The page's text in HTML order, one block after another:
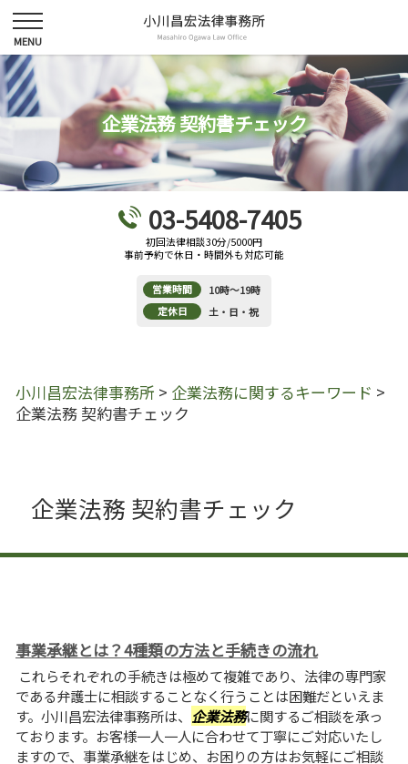
企業法務 契約書チェック
03-5408-7405
初回法律相談30分/5000円
事前予約で休日・時間外も対応可能
営業時間
10時～19時
定休日
土・日・祝
小川昌宏法律事務所 > 企業法務に関するキーワード >
企業法務 契約書チェック
企業法務 契約書チェック
事業承継とは？4種類の方法と手続きの流れ
これらそれぞれの手続きは極めて複雑であり、法律の専門家
である弁護士に相談することなく行うことは困難だといえま
す。小川昌宏法律事務所は、 企業法務に関するご相談を承っ
ております。お客様一人一人に合わせて丁寧にご対応いたし
ますので、事業承継をはじめ、お困りの方はお気軽にご相談